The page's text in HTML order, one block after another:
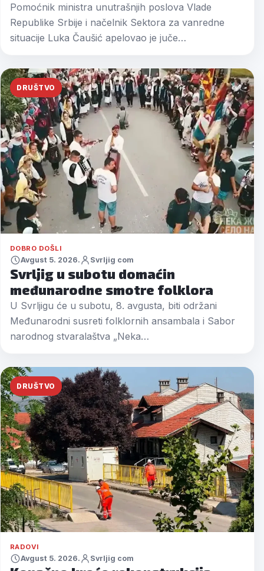
Pomoćnik ministra unutrašnjih poslova Vlade
Republike Srbije i načelnik Sektora za vanredne
situacije Luka Čaušić apelovao je juče…
DRUŠTVO
DOBRO DOŠLI
Avgust 5. 2026. Svrljig com
Svrljig u subotu domaćin
međunarodne smotre folklora
U Svrljigu će u subotu, 8. avgusta, biti održani
Međunarodni susreti folklornih ansambala i Sabor
narodnog stvaralaštva „Neka…
DRUŠTVO
RADOVI
Avgust 5. 2026. Svrljig com